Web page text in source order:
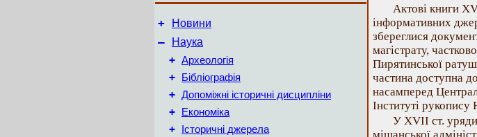
+ Новини
–
Наука
+ Археологія
+ Бібліографія
+ Допоміжні історичні дисципліни
+ Економіка
+ Історичні джерела
Актові книги
інформативних
збереглися
магістрату,
Пирятинської
частина доступна
насамперед
Інституті
У XVII ст. уряди